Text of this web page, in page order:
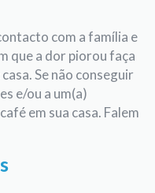
com a família e
que a dor piorou faça
Se não conseguir
e/ou a um(a)
em sua casa. Falem